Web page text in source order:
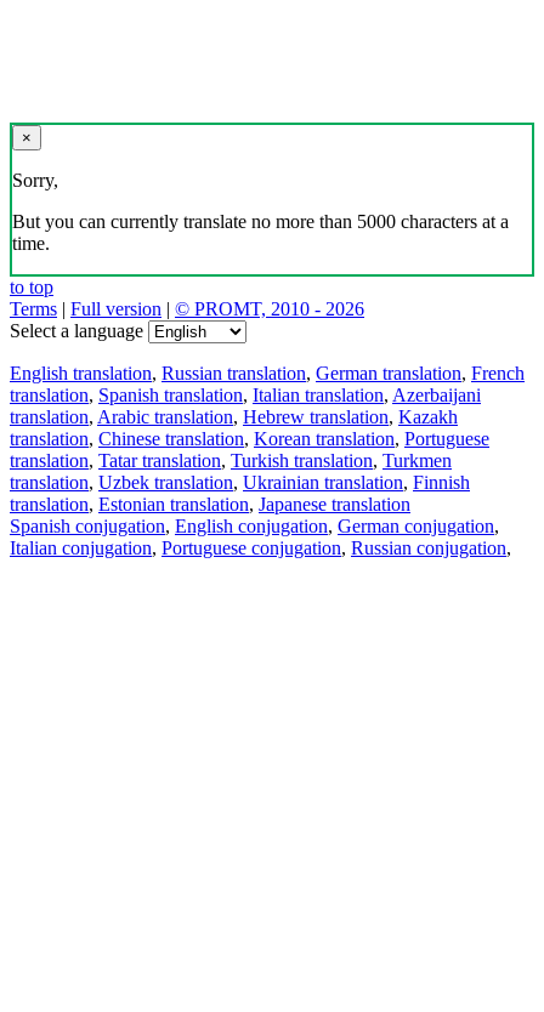
×
Sorry,
But you can currently translate no more than 5000 characters at a
time.
to top
Terms | Full version | © PROMT, 2010 - 2026
Select a language
English translation, Russian translation, German translation, French
translation, Spanish translation, Italian translation, Azerbaijani
translation, Arabic translation, Hebrew translation, Kazakh
translation, Chinese translation, Korean translation, Portuguese
translation, Tatar translation, Turkish translation, Turkmen
translation, Uzbek translation, Ukrainian translation, Finnish
translation, Estonian translation, Japanese translation
Spanish conjugation, English conjugation, German conjugation,
Italian conjugation, Portuguese conjugation, Russian conjugation,